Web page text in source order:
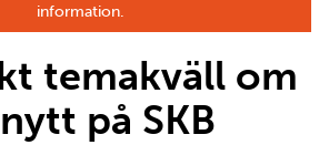
information.
temakväll om
på SKB